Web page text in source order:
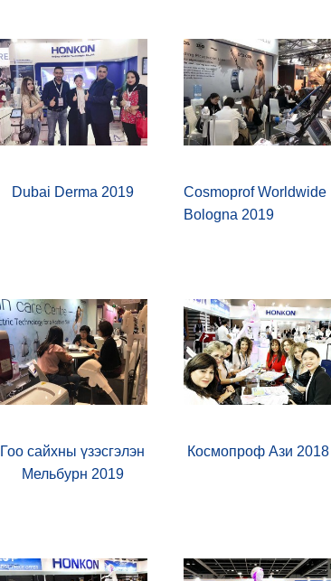
Dubai Derma 2019
Cosmoprof Worldwide
Bologna 2019
Гоо сайхны үзэсгэлэн
Мельбурн 2019
Космопроф Ази 2018